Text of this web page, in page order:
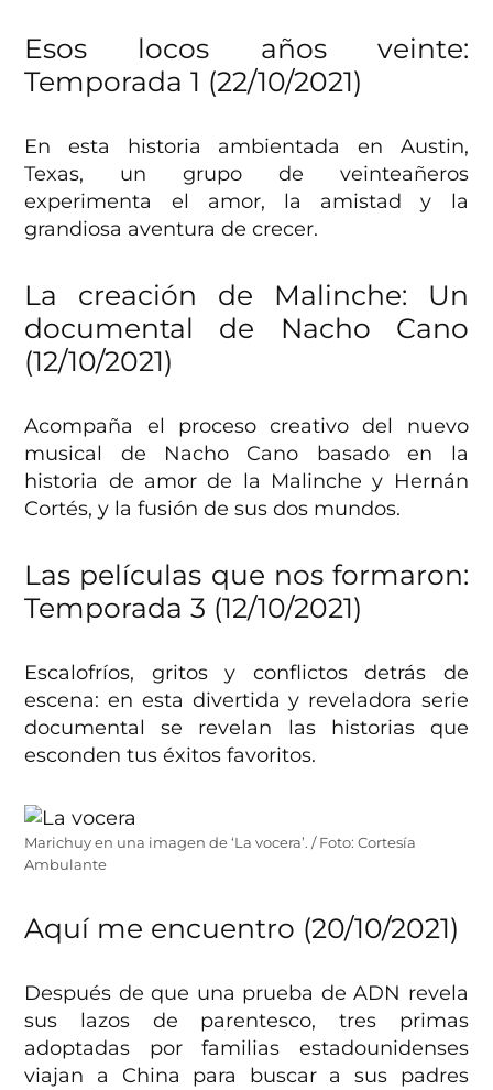
Esos locos años veinte:
Temporada 1 (22/10/2021)
En esta historia ambientada en Austin,
Texas, un grupo de veinteañeros
experimenta el amor, la amistad y la
grandiosa aventura de crecer.
La creación de Malinche: Un
documental de Nacho Cano
(12/10/2021)
Acompaña el proceso creativo del nuevo
musical de Nacho Cano basado en la
historia de amor de la Malinche y Hernán
Cortés, y la fusión de sus dos mundos.
Las películas que nos formaron:
Temporada 3 (12/10/2021)
Escalofríos, gritos y conflictos detrás de
escena: en esta divertida y reveladora serie
documental se revelan las historias que
esconden tus éxitos favoritos.
Marichuy en una imagen de ‘La vocera’. / Foto: Cortesía
Ambulante
Aquí me encuentro (20/10/2021)
Después de que una prueba de ADN revela
sus lazos de parentesco, tres primas
adoptadas por familias estadounidenses
viajan a China para buscar a sus padres